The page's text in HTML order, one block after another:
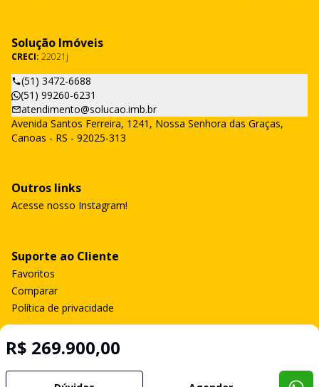
R$ 269.900,00
Solução Imóveis
CRECI: 22021j
(51) 3472-6688
(51) 99260-6231
atendimento@solucao.imb.br
Avenida Santos Ferreira, 1241, Nossa Senhora das Graças,
Canoas - RS - 92025-313
Outros links
Acesse nosso Instagram!
Suporte ao Cliente
Favoritos
Comparar
Política de privacidade
Selo de Tecnologia Loft